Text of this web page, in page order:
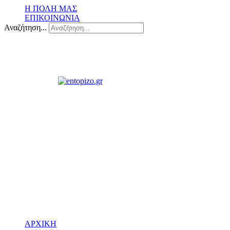
Η ΠΟΛΗ ΜΑΣ
ΕΠΙΚΟΙΝΩΝΙΑ
Αναζήτηση...
ΑΡΧΙΚΗ